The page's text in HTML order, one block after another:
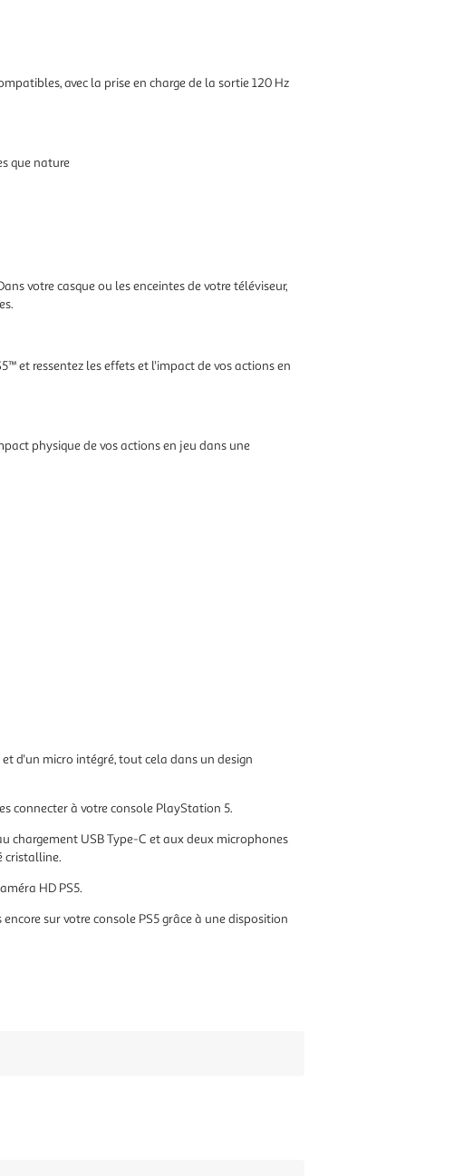
avec la prise en charge de la sortie 120 Hz
que nature
votre casque ou les enceintes de votre téléviseur,
et ressentez les effets et l'impact de vos actions en
physique de vos actions en jeu dans une
d'un micro intégré, tout cela dans un design
connecter à votre console PlayStation 5.
chargement USB Type-C et aux deux microphones
cristalline.
HD PS5.
sur votre console PS5 grâce à une disposition